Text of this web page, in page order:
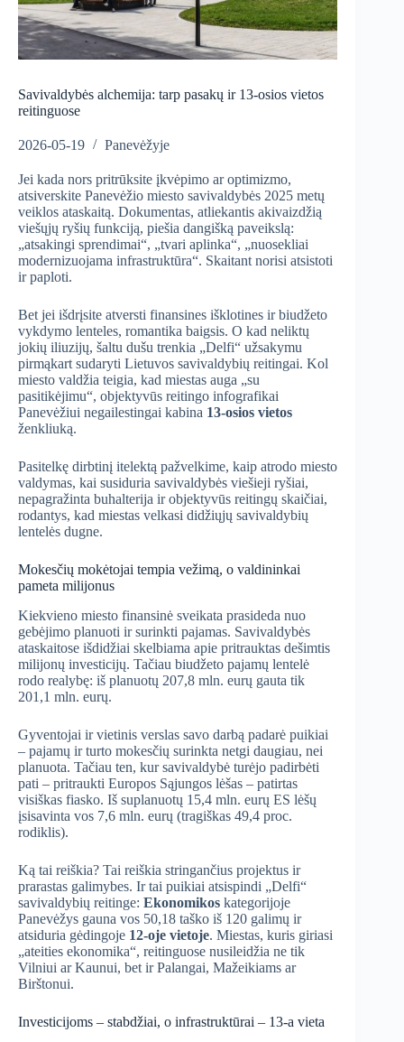
Savivaldybės alchemija: tarp pasakų ir 13-osios vietos
reitinguose
2026-05-19 Panevėžyje
Jei kada nors pritrūksite įkvėpimo ar optimizmo,
atsiverskite Panevėžio miesto savivaldybės 2025 metų
veiklos ataskaitą. Dokumentas, atliekantis akivaizdžią
viešųjų ryšių funkciją, piešia dangišką paveikslą:
„atsakingi sprendimai“, „tvari aplinka“, „nuosekliai
modernizuojama infrastruktūra“. Skaitant norisi atsistoti
ir paploti.
Bet jei išdrįsite atversti finansines išklotines ir biudžeto
vykdymo lenteles, romantika baigsis. O kad neliktų
jokių iliuzijų, šaltu dušu trenkia „Delfi“ užsakymu
pirmąkart sudaryti Lietuvos savivaldybių reitingai. Kol
miesto valdžia teigia, kad miestas auga „su
pasitikėjimu“, objektyvūs reitingo infografikai
Panevėžiui negailestingai kabina 13-osios vietos
ženkliuką.
Pasitelkę dirbtinį itelektą pažvelkime, kaip atrodo miesto
valdymas, kai susiduria savivaldybės viešieji ryšiai,
nepagražinta buhalterija ir objektyvūs reitingų skaičiai,
rodantys, kad miestas velkasi didžiųjų savivaldybių
lentelės dugne.
Mokesčių mokėtojai tempia vežimą, o valdininkai
pameta milijonus
Kiekvieno miesto finansinė sveikata prasideda nuo
gebėjimo planuoti ir surinkti pajamas. Savivaldybės
ataskaitose išdidžiai skelbiama apie pritrauktas dešimtis
milijonų investicijų. Tačiau biudžeto pajamų lentelė
rodo realybę: iš planuotų 207,8 mln. eurų gauta tik
201,1 mln. eurų.
Gyventojai ir vietinis verslas savo darbą padarė puikiai
– pajamų ir turto mokesčių surinkta netgi daugiau, nei
planuota. Tačiau ten, kur savivaldybė turėjo padirbėti
pati – pritraukti Europos Sąjungos lėšas – patirtas
visiškas fiasko. Iš suplanuotų 15,4 mln. eurų ES lėšų
įsisavinta vos 7,6 mln. eurų (tragiškas 49,4 proc.
rodiklis).
Ką tai reiškia? Tai reiškia stringančius projektus ir
prarastas galimybes. Ir tai puikiai atsispindi „Delfi“
savivaldybių reitinge: Ekonomikos kategorijoje
Panevėžys gauna vos 50,18 taško iš 120 galimų ir
atsiduria gėdingoje 12-oje vietoje. Miestas, kuris giriasi
„ateities ekonomika“, reitinguose nusileidžia ne tik
Vilniui ar Kaunui, bet ir Palangai, Mažeikiams ar
Birštonui.
Investicijoms – stabdžiai, o infrastruktūrai – 13-a vieta